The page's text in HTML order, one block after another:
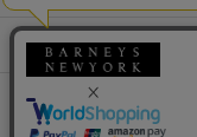
サービス